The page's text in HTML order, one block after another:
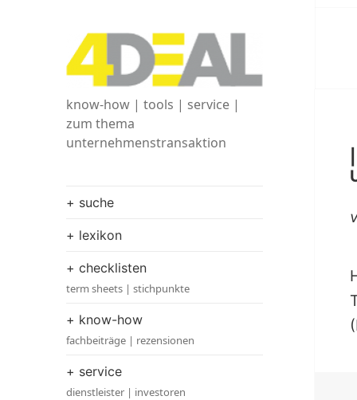
know-how | tools | service |
zum thema
unternehmenstransaktion
+ suche
+ lexikon
+ checklisten
term sheets | stichpunkte
+ know-how
fachbeiträge | rezensionen
+ service
dienstleister | investoren